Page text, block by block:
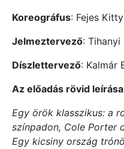
Koreográfus: Fejes Kitty
Jelmeztervező: Tihanyi
Díszlettervező: Kalmár
Az előadás rövid leírása
Egy örök klasszikus: a
színpadon, Cole Porter
Egy kicsiny ország